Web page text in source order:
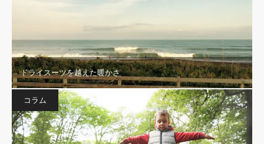
ドライスーツを越えた暖かさ
コラム